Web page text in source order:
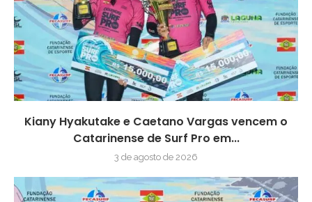
Kiany Hyakutake e Caetano Vargas vencem o
Catarinense de Surf Pro em...
3 de agosto de 2026